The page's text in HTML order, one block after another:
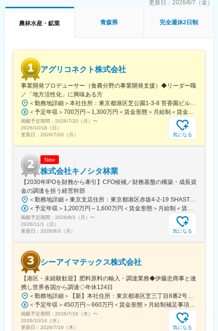
・残業月平均10時間程度
・週1回の定例MTGあり
・フルリモート勤務（半年に1回出社あり※任意）
・Slack／Zoomを活用したコミュニケーション
■当社について：
当社は2007年設立以降、「森林事業」と「環境エネルギー事業」
の2軸で事業を展開しています。森林資源の活用だけでなく、再生
可能エネルギーの普及を通じて、環境価値と経済価値の両立を実
現し、持続可能な社会の構築に貢献しています。
変更の範囲：会社の定める業務
農業と地域課題の解決に取り組みながら、最先端技術を世界中の
◎海外事業立ち上げの完遂実績
◎国際的なビジネススキルの習得
異文化環境での交渉力、リスク対応力、経営直下の意思決定スピ
ードを体感できます。
■当社について
「テクノロジーによって、産地とともに農業の未来をつくる」を
経営理念に据え、豊かな経験を持つ産地と、進化を続けるサイエ
ンステクノロジーを融合することで、環境に優しい魅力あふれる
農業の実現に取り組んでいます。
更新日： 2026/8/7（金）
農林水産・鉱業 青森県 完全週休2日制
アグリコネクト株式会社
事業開発プロデューサー（食農分野の事業開発支援）◆リーダー職
／「地方活性化」に興味ある方
＜勤務地詳細＞本社住所：東京都港区芝公園1-3-8 苔香園ビル4階勤務地最寄駅：都営三田線／御成門駅受動喫煙対策：屋内全面禁煙変更の範囲：会社の定める事業所
＜予定年収＞700万円～1,300万円＜賃金形態＞月給制＜賃金内訳＞月額（基本給）：400,000円～650,000円固定残業手当/月：92,640円～150,510円（固定残業時間30時間0分/月）超過した時間外労働の残業手当は追加支給＜月給＞492,640円～800,510円（一律手当を含む）＜昇給有無＞有＜残業手当＞有＜給与補足＞※給与は職歴、スキルなどに応じて相談※役職がつく場合は、別途、役職手当（50,000円～10,000円）を支給※マネージャー職以上の場合は、管理職のため残業代支給対象外■昇給：年1回（4月）■賞与：年1回（12月）賃金はあくまでも目安の金額であり、選考を通じて上下する可能性があります。月給(月額)は固定手当を含めた表記です。
掲載予定期間： 2026/7/20（月） 〜
2026/10/18（日）
更新日： 2026/7/20（月） 気になる
New
株式会社キノシタ林業
【2030年IPOを財務から牽引】CFO候補／財務基盤の構築・成長資
金の調達を担う経営幹部
＜勤務地詳細＞東京支店住所：東京都港区赤坂4-2-19 SHASTA/EAST 5F勤務地最寄駅：東京メトロ線／赤坂見附駅受動喫煙対策：屋内全面禁煙変更の範囲：会社の定める事業所
＜予定年収＞1,200万円～1,600万円＜賃金形態＞月給制＜賃金内訳＞月額（基本給）：625,000円～875,000円固定残業手当/月：191,360円～267,920円（固定残業時間40時間0分/月）超過した時間外労働の残業手当は追加支給＜月給＞816,360円～1,142,920円（一律手当を含む）＜昇給有無＞有＜残業手当＞有＜給与補足＞※実績に応じて柔軟に検討します。■賞与：年2回（6、12月）■昇給：年1回（3、9月）賃金はあくまでも目安の金額であり、選考を通じて上下する可能性があります。月給(月額)は固定手当を含めた表記です。
掲載予定期間： 2026/8/3（月） 〜
2026/11/1（日）
更新日： 2026/8/3（月） 気になる
シーアイマテックス株式会社
【港区・未経験歓迎】肥料原料の輸入・調達業務◆伊藤忠商事と連
携し世界各国から調達◇年休124日
＜勤務地詳細＞【新】本社住所：東京都港区芝三丁目8番2号住友不動産芝公園ファーストビル９階 勤務地最寄駅：都営地下鉄三田線／芝公園駅受動喫煙対策：屋内全面禁煙変更の範囲：会社の定める事業所
＜予定年収＞450万円～660万円＜賃金形態＞月給制補足事項なし＜賃金内訳＞月額（基本給）：280,000円～378,000円＜月給＞280,000円～378,000円＜昇給有無＞有＜残業手当＞有＜給与補足＞■賞与：年2回（6月/12月）■モデル年収：年収510万円 30歳（月給280,000円＋賞与）※時間外手当除く年収620万円 37歳（月給356,000円＋賞与）※時間外手当除く賃金はあくまでも目安の金額であり、選考を通じて上下する可能性があります。月給(月額)は固定手当を含めた表記です。
掲載予定期間： 2026/7/16（木） 〜
2026/10/14（水）
更新日： 2026/7/16（木） 気になる